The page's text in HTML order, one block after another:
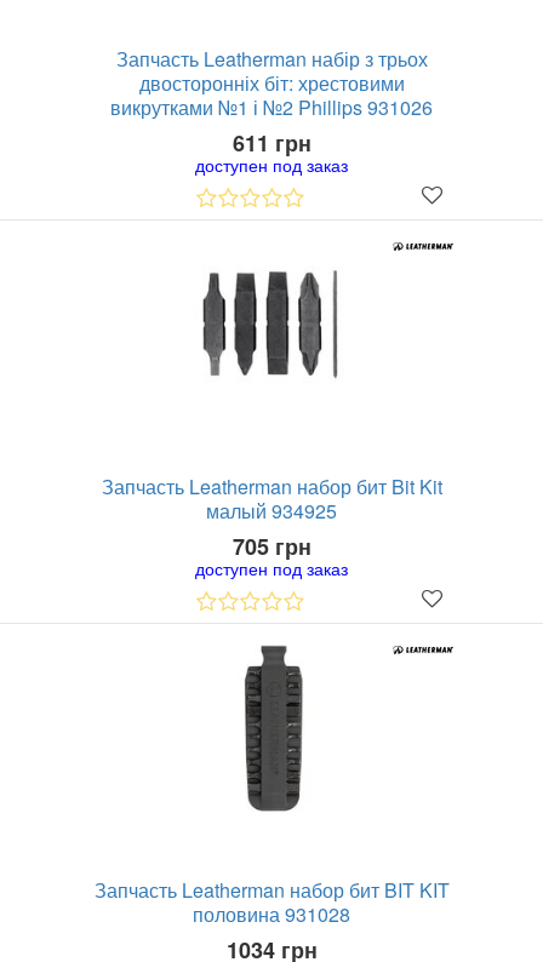
Запчасть Leatherman набір з трьох
двосторонніх біт: хрестовими
викрутками №1 і №2 Phillips 931026
611 грн
доступен под заказ
Запчасть Leatherman набор бит Bit Kit
малый 934925
705 грн
доступен под заказ
Запчасть Leatherman набор бит BIT KIT
половина 931028
1034 грн